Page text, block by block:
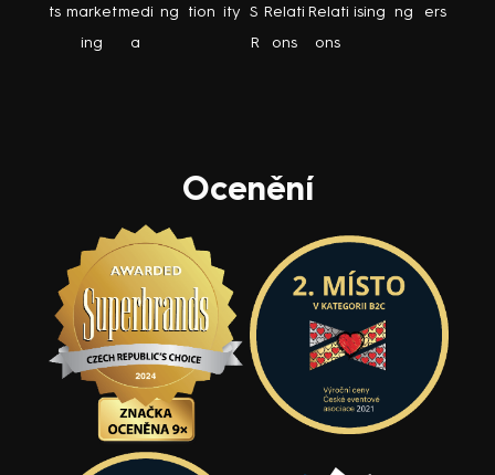
ts market
ing
medi
a
ng tion ity S
R
Relati
ons
Relati
ons
ising ng
ers
Ocenění